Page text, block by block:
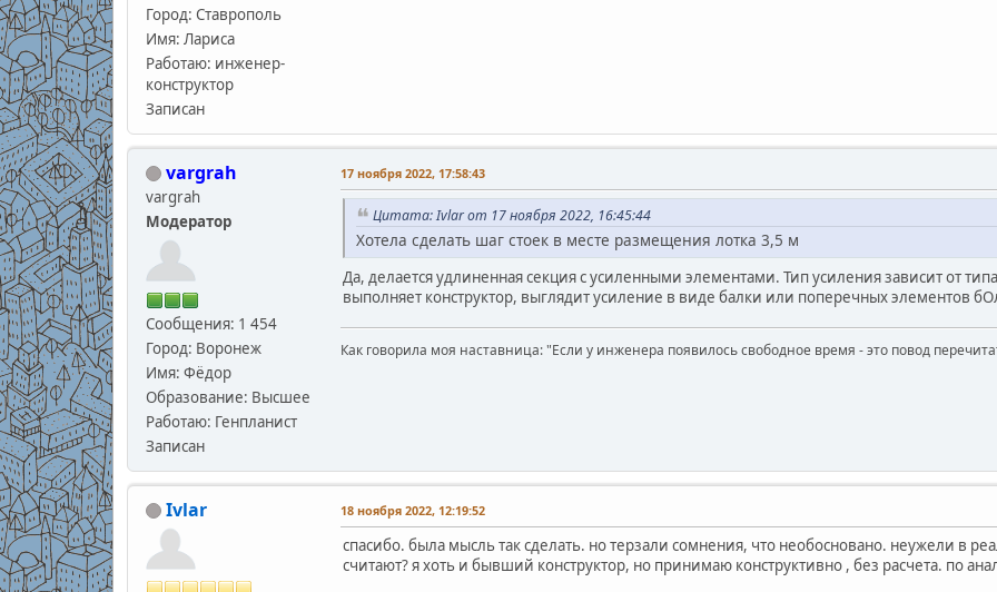
Город: Ставрополь
Имя: Лариса
Работаю: инженер-
конструктор
Записан
vargrah
vargrah
Модератор
Сообщения: 1 454
Город: Воронеж
Имя: Фёдор
Образование: Высшее
Работаю: Генпланист
Записан
17 ноября 2022, 17:58:43
Цитата: Ivlar от 17 ноября 2022, 16:45:44
Хотела сделать шаг стоек в месте размещения лотка 3,5 м
Да, делается удлиненная секция с усиленными элементами. Тип усиления зависит от
выполняет конструктор, выглядит усиление в виде балки или поперечных элементов
Как говорила моя наставница: "Если у инженера появилось свободное время - это повод
Ivlar 18 ноября 2022, 12:19:52
спасибо. была мысль так сделать. но терзали сомнения, что необосновано. неужели в
считают? я хоть и бывший конструктор, но принимаю конструктивно , без расчета. по